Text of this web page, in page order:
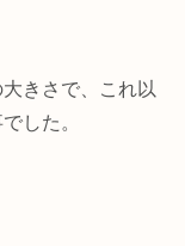
きさで、これ以
した。